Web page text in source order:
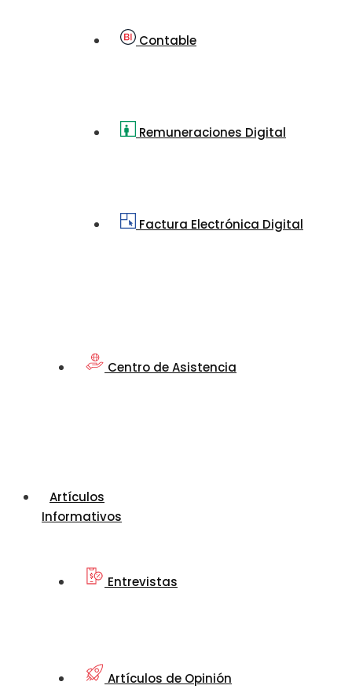
Contable
Remuneraciones Digital
Factura Electrónica Digital
Centro de Asistencia
Artículos
Informativos
Entrevistas
Artículos de Opinión